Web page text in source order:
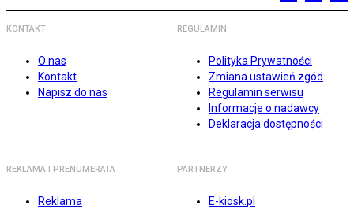
KONTAKT
O nas
Kontakt
Napisz do nas
REGULAMIN
Polityka Prywatności
Zmiana ustawień zgód
Regulamin serwisu
Informacje o nadawcy
Deklaracja dostępności
REKLAMA I PRENUMERATA
Reklama
PARTNERZY
E-kiosk.pl